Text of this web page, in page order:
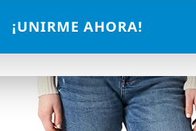
¡UNIRME AHORA!